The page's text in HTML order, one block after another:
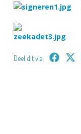
Deel dit via: